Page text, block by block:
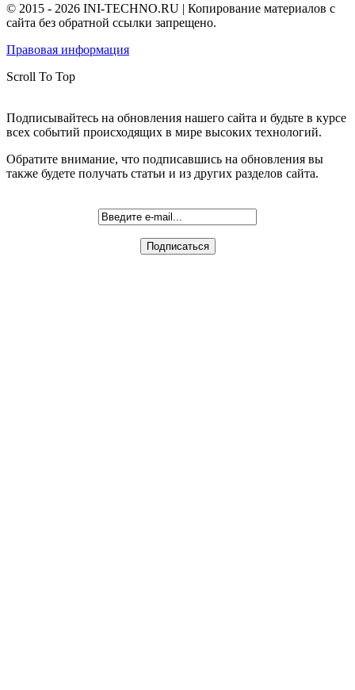
© 2015 - 2026 INI-TECHNO.RU | Копирование материалов с
сайта без обратной ссылки запрещено.
Правовая информация
Scroll To Top
Подписывайтесь на обновления нашего сайта и будьте в курсе
всех событий происходящих в мире высоких технологий.
Обратите внимание, что подписавшись на обновления вы
также будете получать статьи и из других разделов сайта.